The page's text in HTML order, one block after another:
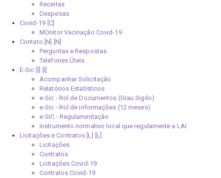
Receitas
Despesas
Covid-19
MOnitor Vacinação Covid-19
Contato [N]
Perguntas e Respostas
Telefones Úteis
E-Sic [I]
Acompanhar Solicitação
Relatórios Estatísticos
e-Sic - Rol de Documentos (Grau Sigilo)
e-Sic - Rol de informações (12 meses)
e-SIC - Regulamentação
Instrumento normativo local que regulamente a LAI
Licitações e Contratos [L]
Licitações
Contratos
Licitações Covid-19
Contratos Covid-19